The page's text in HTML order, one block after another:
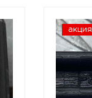
акция